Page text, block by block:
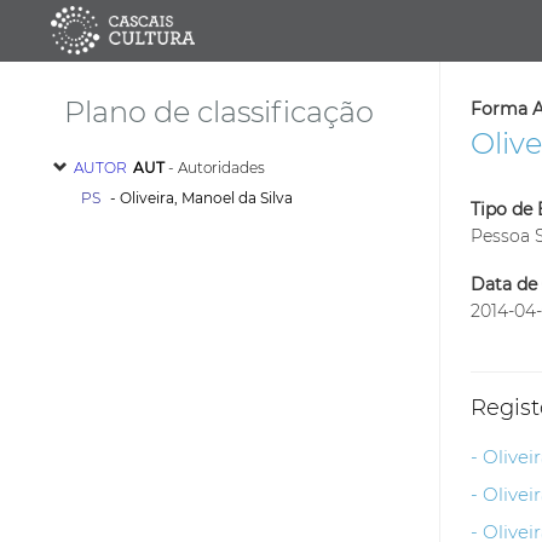
Plano de classificação
AUTOR AUT- Autoridades
PS - Oliveira, Manoel da Silva
Forma
Tipo de
Pessoa
Data de
2014-
-
-
-